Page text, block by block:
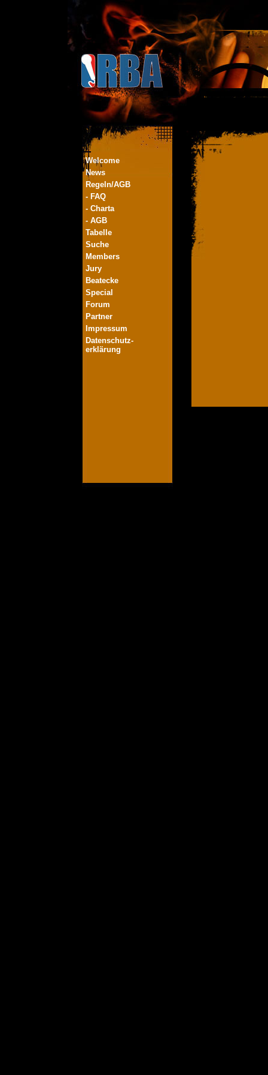
Welcome
News
Regeln/AGB
- FAQ
- Charta
- AGB
Tabelle
Suche
Members
Jury
Beatecke
Special
Forum
Partner
Impressum
Datenschutz-
erklärung